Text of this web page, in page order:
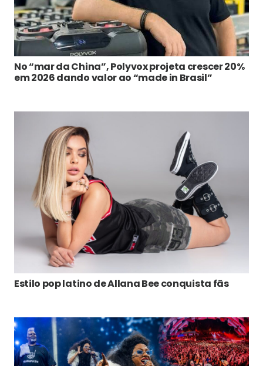
No “mar da China”, Polyvox projeta crescer 20%
em 2026 dando valor ao “made in Brasil”
Estilo pop latino de Allana Bee conquista fãs